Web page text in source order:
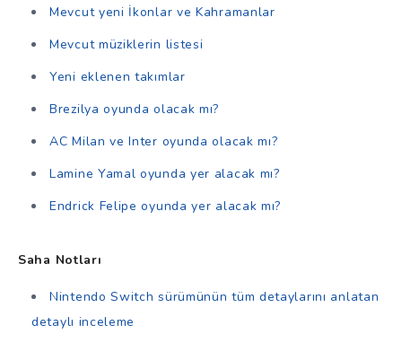
Mevcut yeni İkonlar ve Kahramanlar
Mevcut müziklerin listesi
Yeni eklenen takımlar
Brezilya oyunda olacak mı?
AC Milan ve Inter oyunda olacak mı?
Lamine Yamal oyunda yer alacak mı?
Endrick Felipe oyunda yer alacak mı?
Saha Notları
Nintendo Switch sürümünün tüm detaylarını anlatan
detaylı inceleme